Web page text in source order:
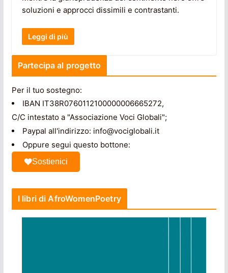
soluzioni e approcci dissimili e contrastanti.
Leggi di più
Partecipa al progetto
Per il tuo sostegno:
IBAN IT38R0760112100000006665272,
C/C intestato a "Associazione Voci Globali";
Paypal all'indirizzo: info@vociglobali.it
Oppure segui questo bottone:
Sostienici
I libri di AfroWomenPoetry